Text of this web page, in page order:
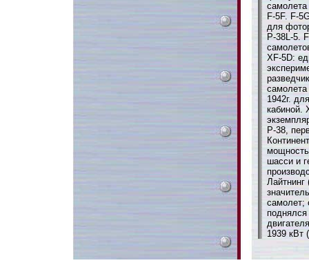
самолета
F-5F. F-
для
P-38L-5.
XF-5D:
самолета
1942г.
кабиной.
P-38,
шасси и
Лайтнинг
самолет;
1939 кВт